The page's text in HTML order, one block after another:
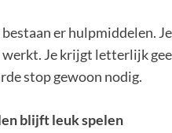
er hulpmiddelen.
Je krijgt letterlijk
stop gewoon nodig.
blijft leuk spelen